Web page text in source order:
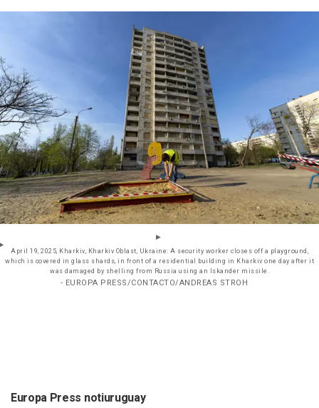
April 19, 2025, Kharkiv, Kharkiv Oblast, Ukraine: A security worker closes off a playground,
which is covered in glass shards, in front of a residential building in Kharkiv one day after it
was damaged by shelling from Russia using an Iskander missile.
- EUROPA PRESS/CONTACTO/ANDREAS STROH
Europa Press notiuruguay